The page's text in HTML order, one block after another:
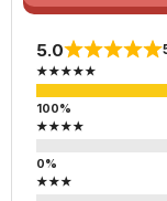
5.0
★★★★★
★★★★
★★★